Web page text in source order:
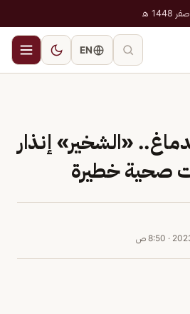
EN
«الشخير» إنذار
صحية خطيرة
· 8:50 ص